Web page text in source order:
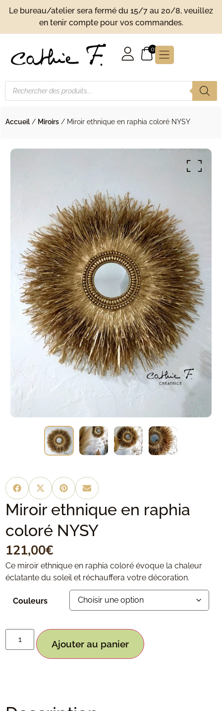
Le bureau/atelier sera fermé du 15/7 au 20/8, veuillez
en tenir compte pour vos commandes.
0
Accueil / Miroirs / Miroir ethnique en raphia coloré NYSY
Miroir ethnique en raphia
coloré NYSY
121,00€
Ce miroir ethnique en raphia coloré évoque la chaleur
éclatante du soleil et réchauffera votre décoration.
Couleurs
Ajouter au panier